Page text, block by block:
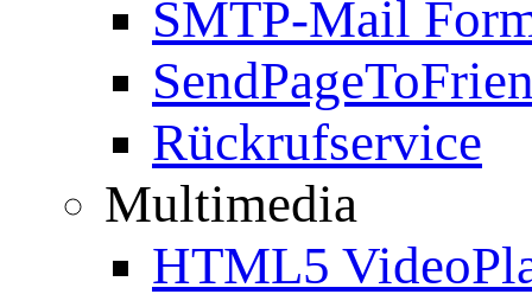
SMTP-Mail
Rückrufservice
Multimedia
HTML5